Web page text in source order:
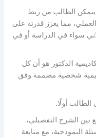
يتمكن الطالب من ربط
مما يعزز قدرته على
سواء في الدراسة أو في
الدكتور هو أن كل
شخصية مصممة وفق
أولًا.
بين الشرح التفصيلي،
النموذجية، مع متابعة